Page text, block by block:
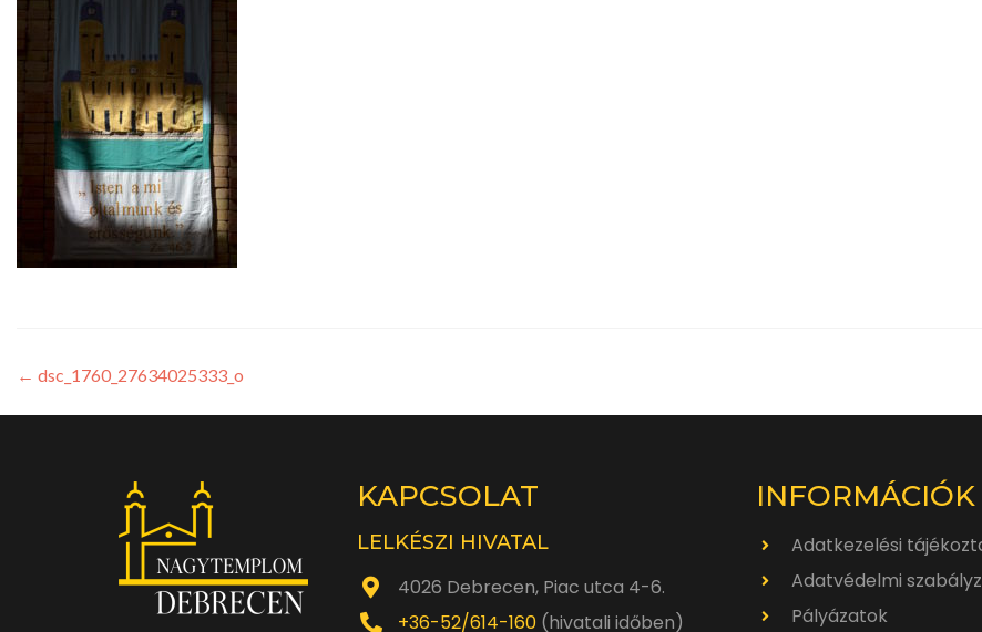
← dsc_1760_27634025333_o
KAPCSOLAT
LELKÉSZI HIVATAL
4026 Debrecen, Piac utca 4-6.
+36-52/614-160 (hivatali időben)
INFORMÁCIÓK
Adatkezelési
Adatvédelmi
Pályázatok